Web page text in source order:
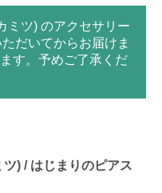
ミツ) のアクセサリー
だいてからお届けま
す。予めご了承くだ
) / はじまりのピアス